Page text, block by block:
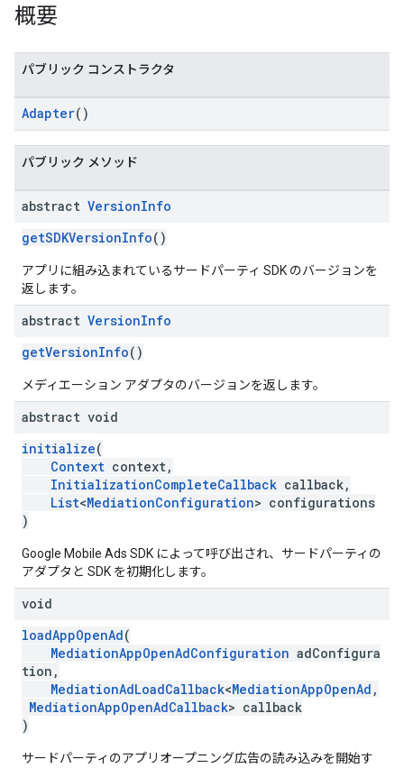
概要
パブリック コンストラクタ
Adapter()
パブリック メソッド
abstract VersionInfo
getSDKVersionInfo()
アプリに組み込まれているサードパーティ SDK のバージョンを
返します。
abstract VersionInfo
getVersionInfo()
メディエーション アダプタのバージョンを返します。
abstract void
initialize(
Context context,
InitializationCompleteCallback callback,
List<MediationConfiguration> configurations
)
Google Mobile Ads SDK によって呼び出され、サードパーティの
アダプタと SDK を初期化します。
void
loadAppOpenAd(
MediationAppOpenAdConfiguration adConfigura
tion,
MediationAdLoadCallback<MediationAppOpenAd ,
MediationAppOpenAdCallback> callback
)
サードパーティのアプリオープニング広告の読み込みを開始す